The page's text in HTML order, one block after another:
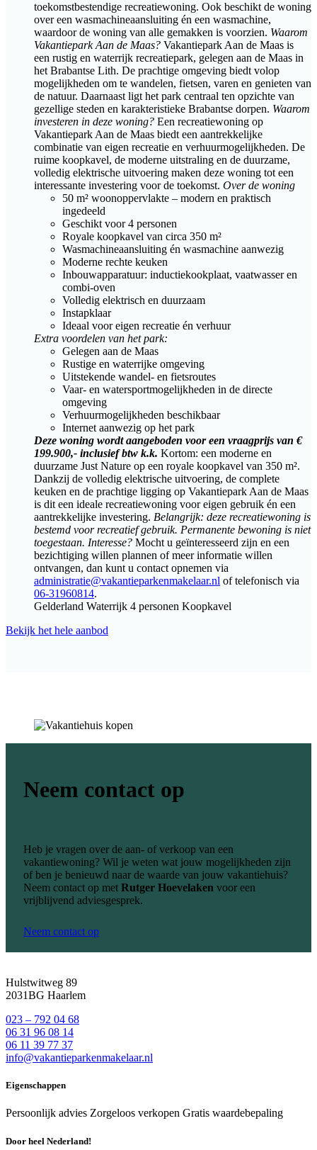
toekomstbestendige recreatiewoning. Ook beschikt de woning
over een wasmachineaansluiting én een wasmachine,
waardoor de woning van alle gemakken is voorzien. Waarom
Vakantiepark Aan de Maas? Vakantiepark Aan de Maas is
een rustig en waterrijk recreatiepark, gelegen aan de Maas in
het Brabantse Lith. De prachtige omgeving biedt volop
mogelijkheden om te wandelen, fietsen, varen en genieten van
de natuur. Daarnaast ligt het park centraal ten opzichte van
gezellige steden en karakteristieke Brabantse dorpen. Waarom
investeren in deze woning? Een recreatiewoning op
Vakantiepark Aan de Maas biedt een aantrekkelijke
combinatie van eigen recreatie en verhuurmogelijkheden. De
ruime koopkavel, de moderne uitstraling en de duurzame,
volledig elektrische uitvoering maken deze woning tot een
interessante investering voor de toekomst. Over de woning
50 m² woonoppervlakte – modern en praktisch
ingedeeld
Geschikt voor 4 personen
Royale koopkavel van circa 350 m²
Wasmachineaansluiting én wasmachine aanwezig
Moderne rechte keuken
Inbouwapparatuur: inductiekookplaat, vaatwasser en
combi-oven
Volledig elektrisch en duurzaam
Instapklaar
Ideaal voor eigen recreatie én verhuur
Extra voordelen van het park:
Gelegen aan de Maas
Rustige en waterrijke omgeving
Uitstekende wandel- en fietsroutes
Vaar- en watersportmogelijkheden in de directe
omgeving
Verhuurmogelijkheden beschikbaar
Internet aanwezig op het park
Deze woning wordt aangeboden voor een vraagprijs van €
199.900,- inclusief btw k.k. Kortom: een moderne en
duurzame Just Nature op een royale koopkavel van 350 m².
Dankzij de volledig elektrische uitvoering, de complete
keuken en de prachtige ligging op Vakantiepark Aan de Maas
is dit een ideale recreatiewoning voor eigen gebruik én een
aantrekkelijke investering. Belangrijk: deze recreatiewoning is
bestemd voor recreatief gebruik. Permanente bewoning is niet
toegestaan. Interesse? Mocht u geïnteresseerd zijn en een
bezichtiging willen plannen of meer informatie willen
ontvangen, dan kunt u contact opnemen via
administratie@vakantieparkenmakelaar.nl of telefonisch via
06-31960814.
Gelderland Waterrijk 4 personen Koopkavel
Bekijk het hele aanbod
Neem contact op
Heb je vragen over de aan- of verkoop van een
vakantiewoning? Wil je weten wat jouw mogelijkheden zijn
of ben je benieuwd naar de waarde van jouw vakantiehuis?
Neem contact op met Rutger Hoevelaken voor een
vrijblijvend adviesgesprek.
Neem contact op
Hulstwitweg 89
2031BG Haarlem
023 – 792 04 68
06 31 96 08 14
06 11 39 77 37
info@vakantieparkenmakelaar.nl
Eigenschappen
Persoonlijk advies Zorgeloos verkopen Gratis waardebepaling
Door heel Nederland!